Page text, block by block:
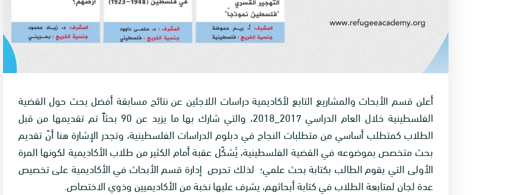
أعلن قسم الأبحاث والمشاريع التابع لأكاديمية دراسات اللاجئين عن نتائج مسابقة أفضل بحث حول القضية
الفلسطينية خلال العام الدراسي 2017_2018، والتي شارك بها ما يزيد عن 90 بحثاً تم تقديمها من قبل
الطلاب كمتطلب أساسي من متطلبات النجاح في دبلوم الدراسات الفلسطينية، وتجدر الإشارة هنا أنّ تقديم
بحث متخصص بموضوعه في القضية الفلسطينية، يُشكّل عقبة أمام الكثير من طلاب الأكاديمية لكونها المرة
الأولى التي يقوم الطالب بكتابة بحث علمي؛ لذلك تحرص إدارة قسم الأبحاث في الأكاديمية على تخصيص
عدة لجان لمتابعة الطلاب في كتابة أبحاثهم، يشرف عليها نخبة من الأكاديميين وذوي الاختصاص.